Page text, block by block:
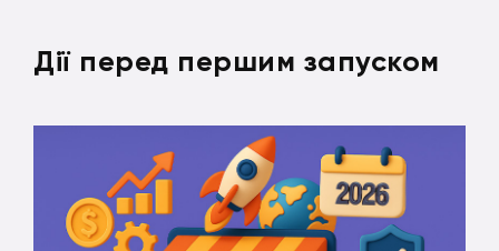
Дії перед першим запуском